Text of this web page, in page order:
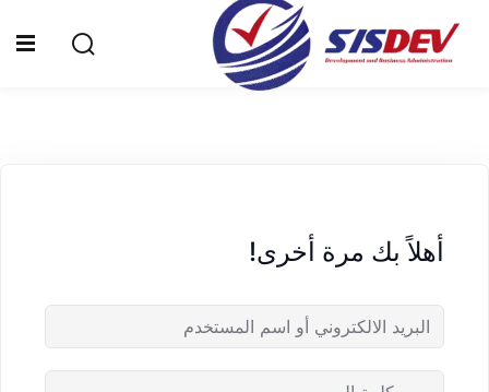
الشهادات
المدونة
أهلاً بك مرة أخرى!
Sign in
Remember me
Lost your password?